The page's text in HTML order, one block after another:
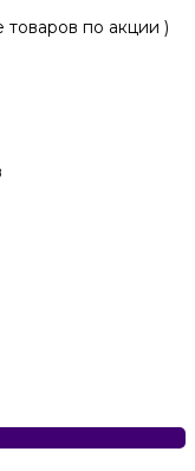
товаров по акции )